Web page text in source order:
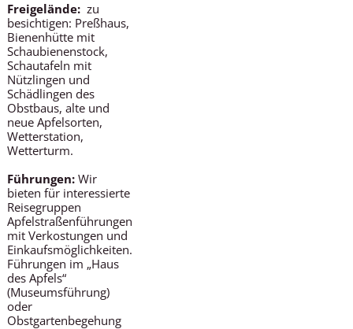
Freigelände:zu
besichtigen: Preßhaus,
Bienenhütte mit
Schaubienenstock,
Schautafeln mit
Nützlingen und
Schädlingen des
Obstbaus, alte und
neue Apfelsorten,
Wetterstation,
Wetterturm.
Führungen:Wir
bieten für interessierte
Reisegruppen
Apfelstraßenführungen
mit Verkostungen und
Einkaufsmöglichkeiten.
Führungen im „Haus
des Apfels“
(Museumsführung)
oder
Obstgartenbegehung